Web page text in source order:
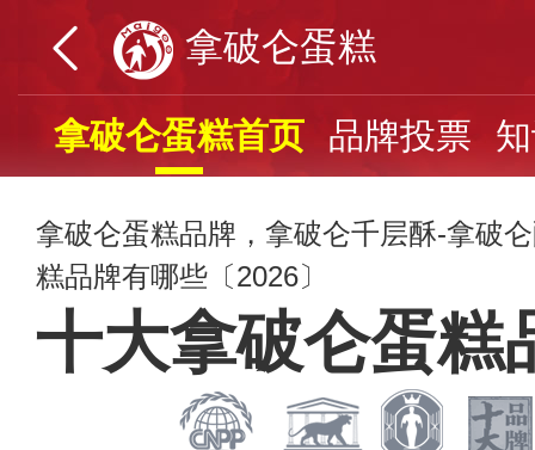
拿破仑蛋糕
拿破仑蛋糕首页 品牌投票
拿破仑蛋糕品牌，拿破仑千层酥-拿破
糕品牌有哪些〔2026〕
十大拿破仑蛋糕